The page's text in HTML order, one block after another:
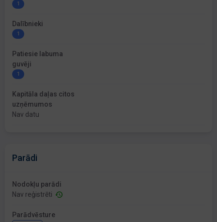
1
Dalībnieki
1
Patiesie labuma
guvēji
1
Kapitāla daļas citos
uzņēmumos
Nav datu
Parādi
Nodokļu parādi
Nav reģistrēti
Parādvēsture